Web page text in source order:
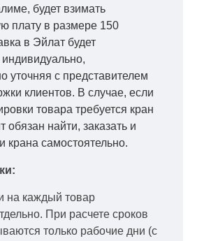
будет взимать
плату в размере 150
в Эйлат будет
уточняя с представителем
клиентов. В случае, если
товара требуется кран
обязан найти, заказать и
крана самостоятельно.
на каждый товар
При расчете сроков
только рабочие дни (с